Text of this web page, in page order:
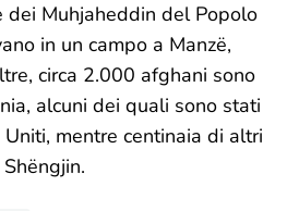
dei Muhjaheddin del Popolo
in un campo a Manzë,
circa 2.000 afghani sono
alcuni dei quali sono stati
mentre centinaia di altri